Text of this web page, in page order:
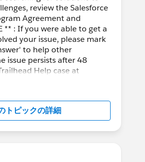
review the Salesforce
Agreement and
** : If you were able to get a
your issue, please mark
to help other
issue persists after 48
Help case at
s/support
トピックの詳細